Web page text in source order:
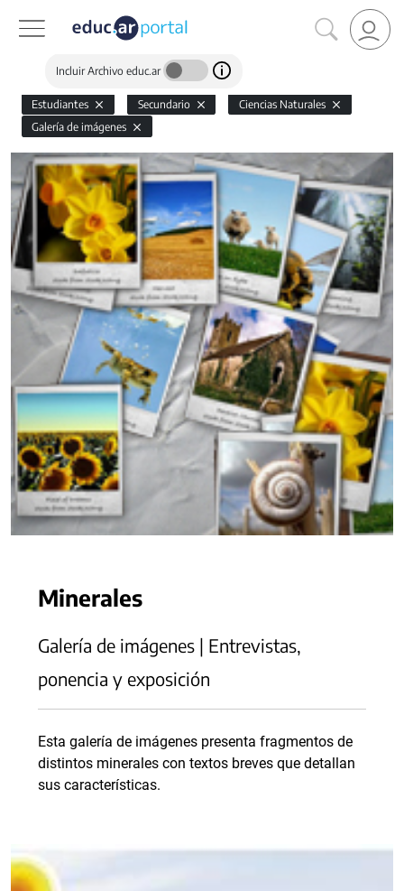
Incluir Archivo educ.ar
Estudiantes Secundario
Ciencias Naturales
Galería de imágenes
Minerales
Galería de imágenes | Entrevistas,
ponencia y exposición
Esta galería de imágenes presenta fragmentos de
distintos minerales con textos breves que detallan
sus características.